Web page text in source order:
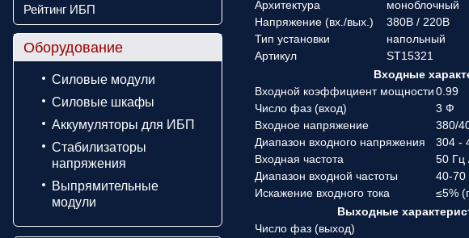
Рейтинг ИБП
Оборудование
Силовые модули
Силовые шкафы
Аккумуляторы для ИБП
Стабилизаторы
напряжения
Выпрямительные
модули
Архитектура
моноблочный
Напряжение (вx./вых.)
380В / 220В
Тип установки
напольный
Артикул
ST15321
Входные
Входной коэффициент мощности 0.99
Число фаз (вход)
3 Ф
Входное напряжение
380/
Диапазон входного напряжения
304 -
Входная частота
50 Гц
Диапазон входной частоты
40-70
Искажение входного тока
≤5%
Выходные
Число фаз (выход)